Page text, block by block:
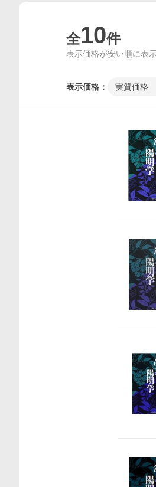
全10件
表示価格が安い順に表
表示価格： 実質価格